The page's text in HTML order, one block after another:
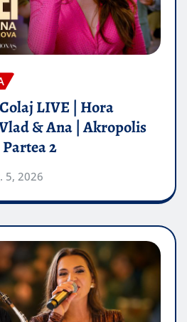
LIVE | Hora
& Ana | Akropolis
2
5, 2026